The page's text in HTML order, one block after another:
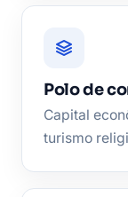
Polo de
Capital
turismo